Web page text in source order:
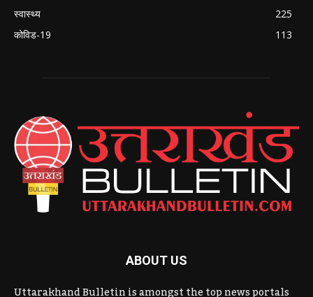
स्वास्थ्य
225
कोविड-19
113
ABOUT US
Uttarakhand Bulletin is amongst the top news portals